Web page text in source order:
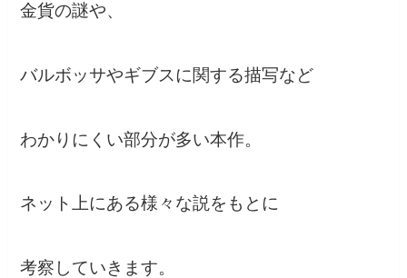
金貨の謎や、
バルボッサやギブスに関する描写など
わかりにくい部分が多い本作。
ネット上にある様々な説をもとに
考察していきます。